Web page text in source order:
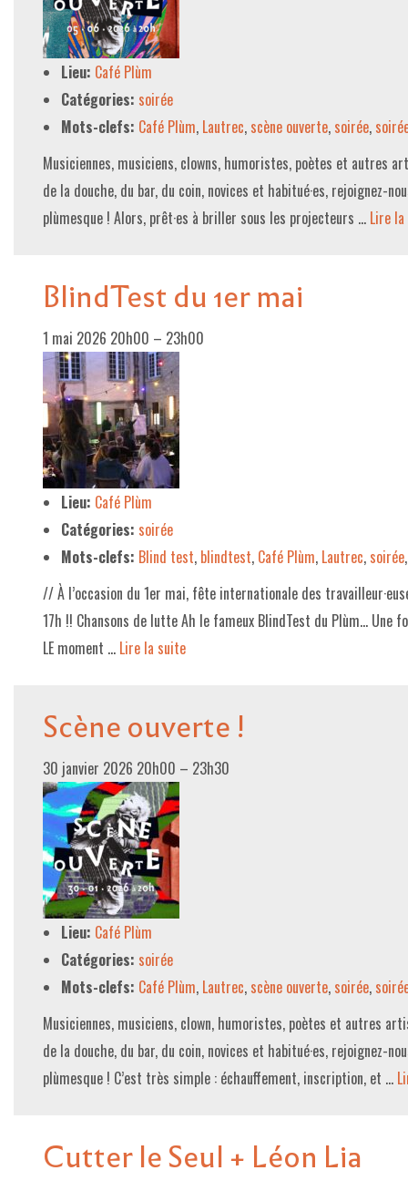
Lieu: Café Plùm
Catégories: soirée
Mots-clefs: Café Plùm, Lautrec, scène ouverte, soirée,
Musiciennes, musiciens, clowns, humoristes, poètes et autres
de la douche, du bar, du coin, novices et habitué·es, rejoignez-
plùmesque ! Alors, prêt·es à briller sous les projecteurs … Lire
BlindTest du 1er mai
1 mai 2026 20h00 – 23h00
Lieu: Café Plùm
Catégories: soirée
Mots-clefs: Blind test, blindtest, Café Plùm, Lautrec, soirée
// À l’occasion du 1er mai, fête internationale des
17h !! Chansons de lutte Ah le fameux BlindTest du Plùm… Une
LE moment … Lire la suite­­
Scène ouverte !
30 janvier 2026 20h00 – 23h30
Lieu: Café Plùm
Catégories: soirée
Mots-clefs: Café Plùm, Lautrec, scène ouverte, soirée,
Musiciennes, musiciens, clown, humoristes, poètes et autres
de la douche, du bar, du coin, novices et habitué·es, rejoignez-
plùmesque ! C’est très simple : échauffement, inscription, et …
Cutter le Seul + Léon Lia